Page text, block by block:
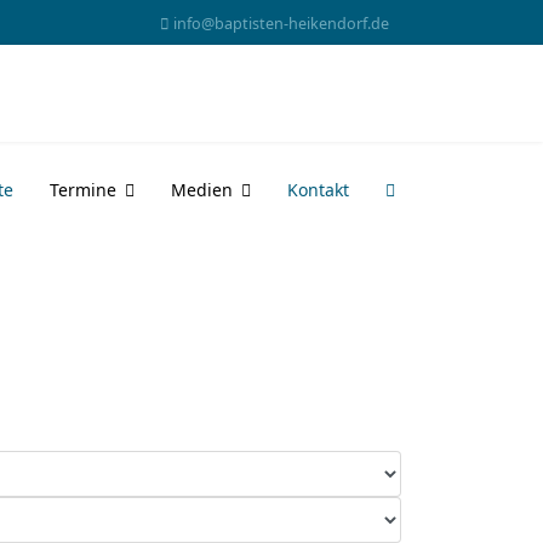
info@baptisten-heikendorf.de
Termine Medien Kontakt